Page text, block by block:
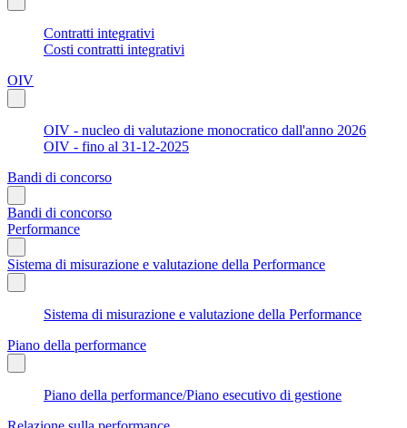
Contratti integrativi
Costi contratti integrativi
OIV
OIV - nucleo di valutazione monocratico dall'anno 2026
OIV - fino al 31-12-2025
Bandi di concorso
Bandi di concorso
Performance
Sistema di misurazione e valutazione della Performance
Sistema di misurazione e valutazione della Performance
Piano della performance
Piano della performance/Piano esecutivo di gestione